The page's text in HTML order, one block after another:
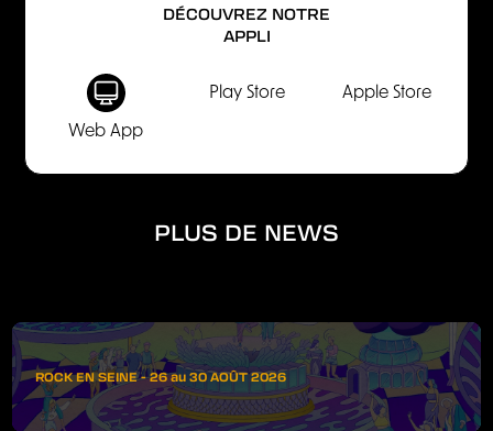
DÉCOUVREZ NOTRE
APPLI
Web App
Play Store Apple Store
PLUS DE NEWS
ROCK EN SEINE - 26 au 30 AOÛT 2026